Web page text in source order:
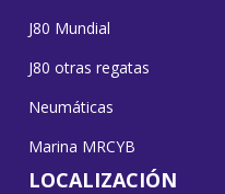
J80 Mundial
J80 otras regatas
Neumáticas
Marina MRCYB
LOCALIZACIÓN